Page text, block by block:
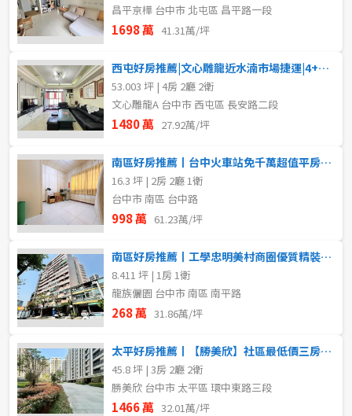
昌平京樺 台中市 北屯區 昌平路一段
1698 萬 41.31萬/坪
西屯好房推薦|文心雕龍近水湳市場捷運|4+1房平車
53.003 坪 | 4房 2廳 2衛
文心雕龍A 台中市 西屯區 長安路二段
1480 萬 27.92萬/坪
南區好房推薦丨台中火車站免千萬超值平房｜危老聖品
16.3 坪 | 2房 2廳 1衛
台中市 南區 台中路
998 萬 61.23萬/坪
南區好房推薦丨工學忠明美村商圈優質精裝收租美套房
8.411 坪 | 1房 1衛
龍族儷園 台中市 南區 南平路
268 萬 31.86萬/坪
太平好房推薦丨【勝美欣】社區最低價三房平車
45.8 坪 | 3房 2廳 2衛
勝美欣 台中市 太平區 環中東路三段
1466 萬 32.01萬/坪